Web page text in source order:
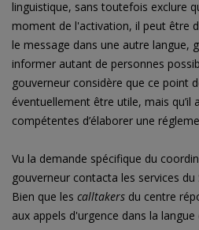
linguistique, sans toutefois exclure
moment de l'activation, il peut être
le message dans une autre langue,
informer autant de personnes
gouverneur considère que ce point
éventuellement être utile, mais qu’il
compétentes d’élaborer une
Vu la demande spécifique du
gouverneur contacta les services du
Bien que les calltakers du centre
aux appels d'urgence dans la